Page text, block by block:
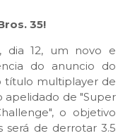
35!
dia 12, um novo e
do anuncio do
título multiplayer de
apelidado de "Super
o objetivo
será de derrotar 3.5